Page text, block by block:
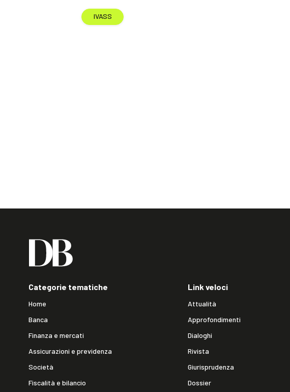
IVASS
Categorie tematiche
Home
Banca
Finanza e mercati
Assicurazioni e previdenza
Società
Fiscalità e bilancio
Link veloci
Attualità
Approfondimenti
Dialoghi
Rivista
Giurisprudenza
Dossier